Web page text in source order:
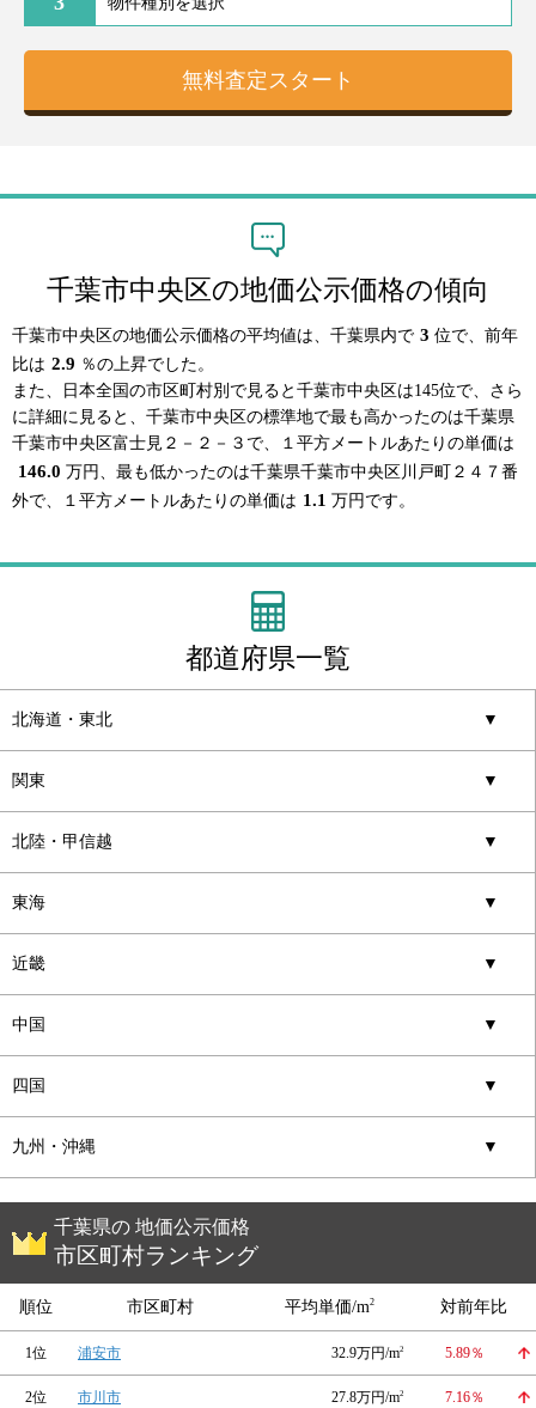
千葉市中央区の地価公示価格の傾向
千葉市中央区の地価公示価格の平均値は、千葉県内で 3 位で、前年
比は 2.9 ％の上昇でした。
また、日本全国の市区町村別で見ると千葉市中央区は145位で、さら
に詳細に見ると、千葉市中央区の標準地で最も高かったのは千葉県
千葉市中央区富士見２－２－３で、１平方メートルあたりの単価は
146.0 万円、最も低かったのは千葉県千葉市中央区川戸町２４７番
外で、１平方メートルあたりの単価は 1.1 万円です。
都道府県一覧
北海道・東北 ▼
関東 ▼
北陸・甲信越 ▼
東海 ▼
近畿 ▼
中国 ▼
四国 ▼
九州・沖縄 ▼
千葉県の 地価公示価格
市区町村ランキング
順位 市区町村 平均単価/m2 対前年比
1位 浦安市 32.9万円/m2 5.89％
2位 市川市 27.8万円/m2 7.16％